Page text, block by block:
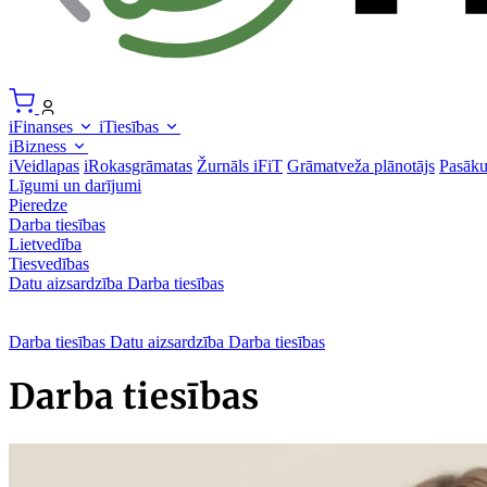
iFinanses
iTiesības
iBizness
iVeidlapas iRokasgrāmatas Žurnāls iFiT Grāmatveža plānotājs
Līgumi un darījumi
Pieredze
Darba tiesības
Lietvedība
Tiesvedības
Datu aizsardzība Darba tiesības
Darba tiesības Datu aizsardzība Darba tiesības
Darba tiesības